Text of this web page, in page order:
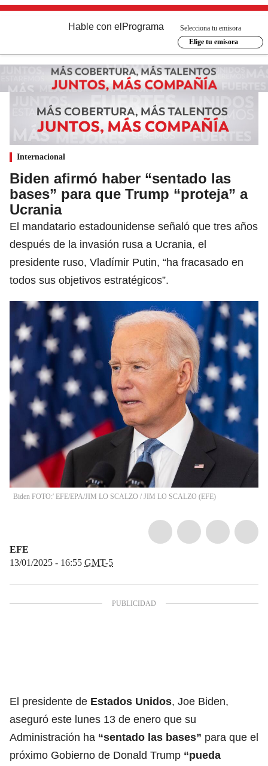
Hable con el Programa
Selecciona tu emisora
Elige tu emisora
Internacional
Biden afirmó haber “sentado las
bases” para que Trump “proteja” a
Ucrania
El mandatario estadounidense señaló que tres años
después de la invasión rusa a Ucrania, el
presidente ruso, Vladímir Putin, “ha fracasado en
todos sus objetivos estratégicos”.
Biden FOTO:' EFE/EPA/JIM LO SCALZO / JIM LO SCALZO (EFE)
EFE
13/01/2025 - 16:55 GMT-5
El presidente de Estados Unidos, Joe Biden,
aseguró este lunes 13 de enero que su
Administración ha “sentado las bases” para que el
próximo Gobierno de Donald Trump “pueda